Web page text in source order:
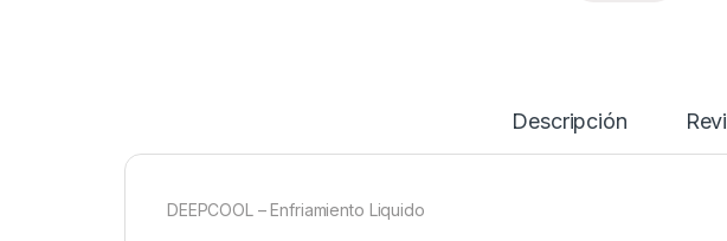
Descripción
DEEPCOOL – Enfriamiento Liquido